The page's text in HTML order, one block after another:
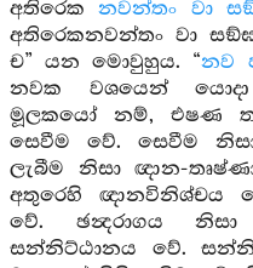
අතිරෙකනවන්තං වා
අතිරෙකනවන්තං වා
ච” යන මොවුහුය. “නව
නවක වශයෙන්
මූලකයෝ නම්, එෂණ
සෙවීම වේ. සෙවීම
ලැබීම නිසා ඥාන-
අතුරෙහි ඥානවිනිශ්චය
වේ. ඡන්‍දරාගය
සන්නිට්ඨානය වේ.